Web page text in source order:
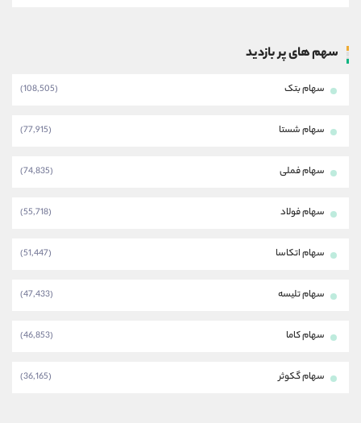
سهم های پر بازدید
سهام بتک (108,505)
سهام شستا (77,915)
سهام فملی (74,835)
سهام فولاد (55,718)
سهام اتکاسا (51,447)
سهام تلیسه (47,433)
سهام کاما (46,853)
سهام گکوثر (36,165)